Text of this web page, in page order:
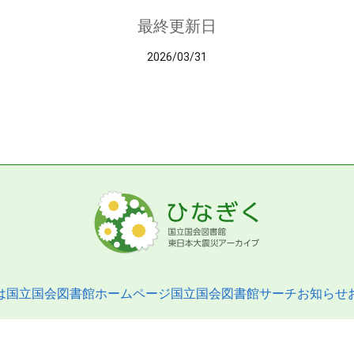
最終更新日
2026/03/31
国立国会図書館ホームページ国立国会図書館サーチお知らせ